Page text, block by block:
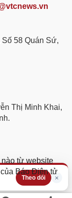
Theo dõi ×
Số 58 Quán Sứ,
Thị Minh Khai,
từ website
Báo Điện tử